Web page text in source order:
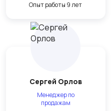
Опыт работы 9 лет
Сергей Орлов
Менеджер по
продажам